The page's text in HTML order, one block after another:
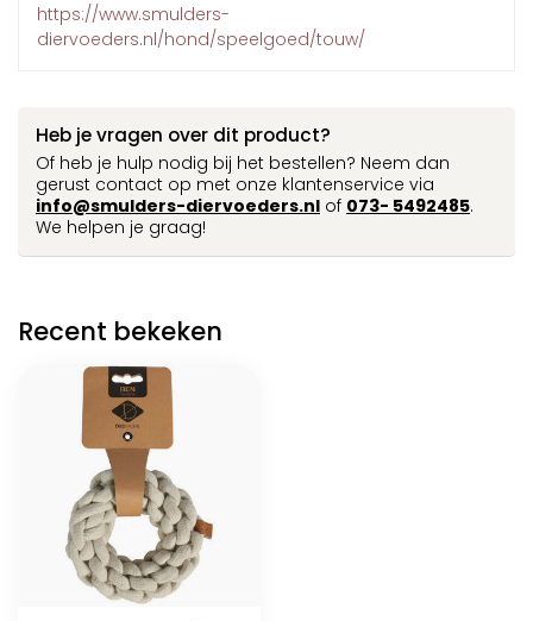
https://www.smulders-
diervoeders.nl/hond/speelgoed/touw/
Heb je vragen over dit product?
Of heb je hulp nodig bij het bestellen? Neem dan
gerust contact op met onze klantenservice via
info@smulders-diervoeders.nl of 073- 5492485.
We helpen je graag!
Recent bekeken